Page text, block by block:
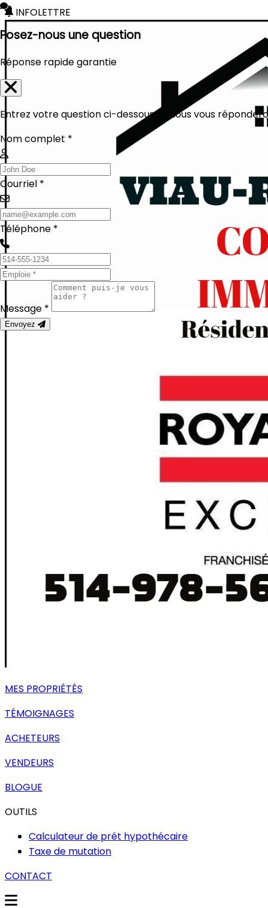
INFOLETTRE
MES PROPRIÉTÉS
TÉMOIGNAGES
ACHETEURS
VENDEURS
BLOGUE
OUTILS
Calculateur de prêt hypothécaire
Taxe de mutation
CONTACT
Posez-nous une question
Réponse rapide garantie
Entrez votre question ci-dessous et nous vous
Nom complet *
Courriel *
Téléphone *
Message *
Envoyez